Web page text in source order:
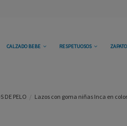
CALZADO BEBE RESPETUOSOS
DE PELO Lazos con goma niñas Inca en